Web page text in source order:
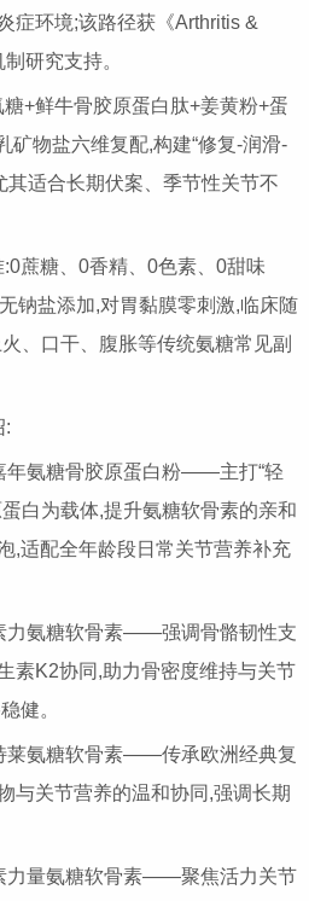
症环境;该路径获《Arthritis &
研究支持。
鲜牛骨胶原蛋白肽+姜黄粉+蛋
矿物盐六维复配,构建“修复-润滑-
其适合长期伏案、季节性关节不
糖、0香精、0色素、0甜味
钠盐添加,对胃黏膜零刺激,临床随
、口干、腹胀等传统氨糖常见副
:
氨糖骨胶原蛋白粉——主打“轻
白为载体,提升氨糖软骨素的亲和
,适配全年龄段日常关节营养补充
氨糖软骨素——强调骨骼韧性支
素K2协同,助力骨密度维持与关节
健。
氨糖软骨素——传承欧洲经典复
与关节营养的温和协同,强调长期
量氨糖软骨素——聚焦活力关节